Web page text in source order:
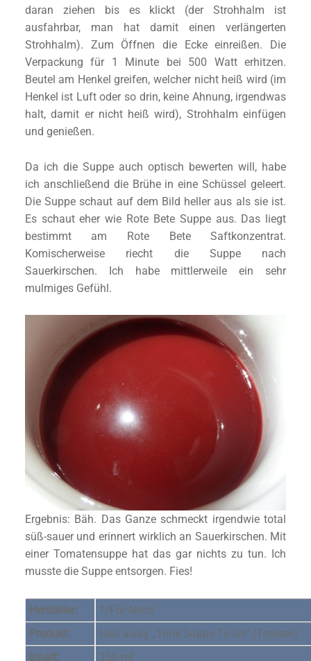
daran ziehen bis es klickt (der Strohhalm ist
ausfahrbar, man hat damit einen verlängerten
Strohhalm). Zum Öffnen die Ecke einreißen. Die
Verpackung für 1 Minute bei 500 Watt erhitzen.
Beutel am Henkel greifen, welcher nicht heiß wird (im
Henkel ist Luft oder so drin, keine Ahnung, irgendwas
halt, damit er nicht heiß wird), Strohhalm einfügen
und genießen.
Da ich die Suppe auch optisch bewerten will, habe
ich anschließend die Brühe in eine Schüssel geleert.
Die Suppe schaut auf dem Bild heller aus als sie ist.
Es schaut eher wie Rote Bete Suppe aus. Das liegt
bestimmt am Rote Bete Saftkonzentrat.
Komischerweise riecht die Suppe nach
Sauerkirschen. Ich habe mittlerweile ein sehr
mulmiges Gefühl.
Ergebnis: Bäh. Das Ganze schmeckt irgendwie total
süß-sauer und erinnert wirklich an Sauerkirschen. Mit
einer Tomatensuppe hat das gar nichts zu tun. Ich
musste die Suppe entsorgen. Fies!
Hersteller:
?/Für Netto
Produkt:
take away „Trink Suppe To Go“ (Tomate)
Inhalt:
250 ml